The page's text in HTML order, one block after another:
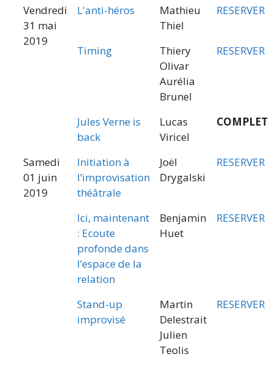
Vendredi
31 mai
2019
L'anti-héros
Mathieu
Thiel
RESERVER
Timing
Thiery
Olivar
Aurélia
Brunel
RESERVER
Jules Verne is
back
Lucas
Viricel
COMPLET
Samedi
01 juin
2019
Initiation à
l’improvisation
théâtrale
Joël
Drygalski
RESERVER
Ici, maintenant
: Ecoute
profonde dans
l’espace de la
relation
Benjamin
Huet
RESERVER
Stand-up
improvisé
Martin
Delestrait
Julien
Teolis
RESERVER